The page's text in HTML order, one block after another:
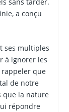
a conçu
ses multiples
à ignorer les
que
de notre
que la nature
répondre